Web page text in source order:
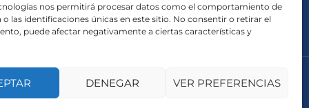
nos permitirá procesar datos como el comportamiento de
o las identificaciones únicas en este sitio. No consentir o retirar el
puede afectar negativamente a ciertas características y
DENEGAR VER PREFERENCIAS